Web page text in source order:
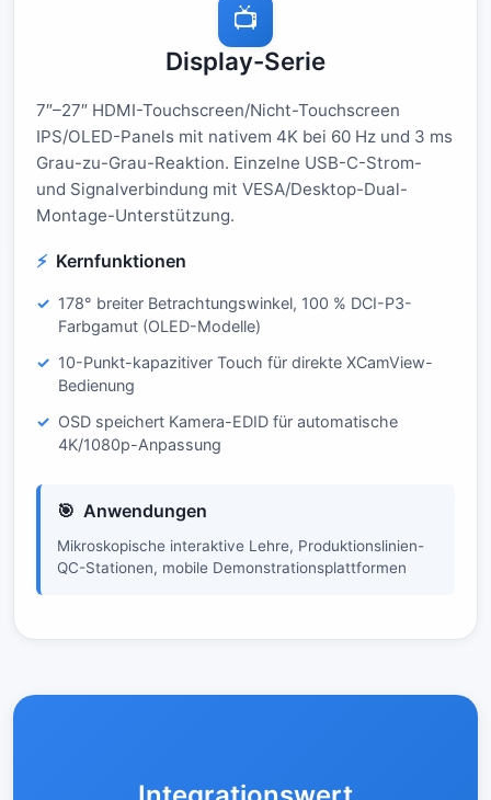
📺
Display-Serie
7″–27″ HDMI-Touchscreen/Nicht-Touchscreen
IPS/OLED-Panels mit nativem 4K bei 60 Hz und 3 ms
Grau-zu-Grau-Reaktion. Einzelne USB-C-Strom-
und Signalverbindung mit VESA/Desktop-Dual-
Montage-Unterstützung.
Kernfunktionen
178° breiter Betrachtungswinkel, 100 % DCI-P3-
Farbgamut (OLED-Modelle)
10-Punkt-kapazitiver Touch für direkte XCamView-
Bedienung
OSD speichert Kamera-EDID für automatische
4K/1080p-Anpassung
Anwendungen
Mikroskopische interaktive Lehre, Produktionslinien-
QC-Stationen, mobile Demonstrationsplattformen